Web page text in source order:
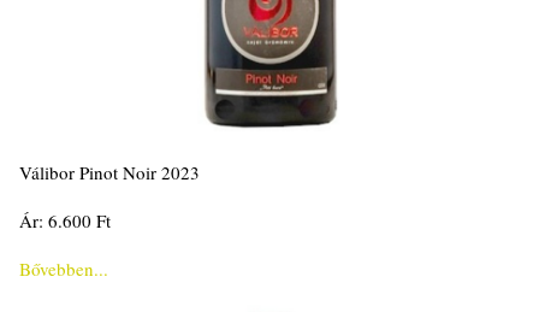
Válibor Pinot Noir 2023
Ár: 6.600 Ft
Bővebben...